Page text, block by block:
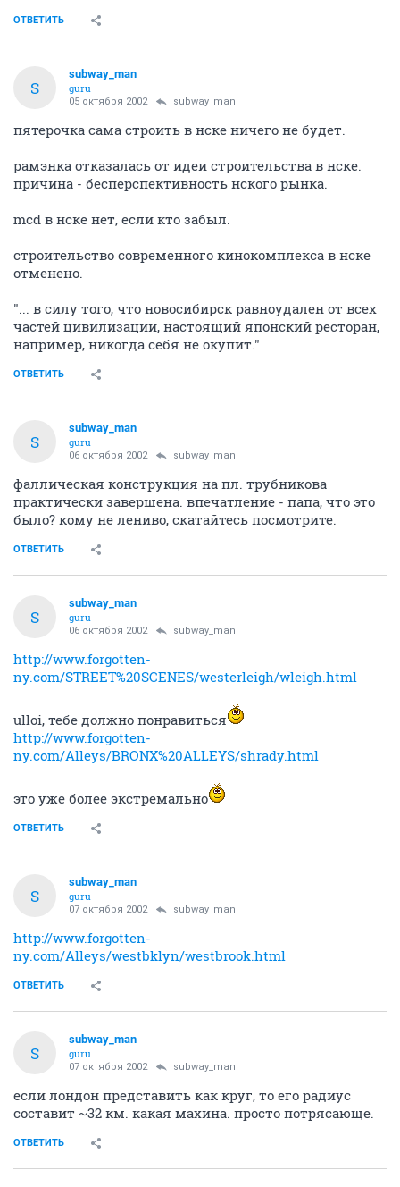
ОТВЕТИТЬ
S
subway_man
guru
05 октября 2002 subway_man
пятерочка сама строить в нске ничего не будет.
рамэнка отказалась от идеи строительства в нске.
причина - бесперспективность нского рынка.
mcd в нске нет, если кто забыл.
строительство современного кинокомплекса в нске
отменено.
"... в силу того, что новосибирск равноудален от всех
частей цивилизации, настоящий японский ресторан,
например, никогда себя не окупит."
ОТВЕТИТЬ
S
subway_man
guru
06 октября 2002 subway_man
фаллическая конструкция на пл. трубникова
практически завершена. впечатление - папа, что это
было? кому не лениво, скатайтесь посмотрите.
ОТВЕТИТЬ
S
subway_man
guru
06 октября 2002 subway_man
http://www.forgotten-
ny.com/STREET%20SCENES/westerleigh/wleigh.html
ulloi, тебе должно понравиться
http://www.forgotten-
ny.com/Alleys/BRONX%20ALLEYS/shrady.html
это уже более экстремально
ОТВЕТИТЬ
S
subway_man
guru
07 октября 2002 subway_man
http://www.forgotten-
ny.com/Alleys/westbklyn/westbrook.html
ОТВЕТИТЬ
S
subway_man
guru
07 октября 2002 subway_man
если лондон представить как круг, то его радиус
составит ~32 км. какая махина. просто потрясающе.
ОТВЕТИТЬ